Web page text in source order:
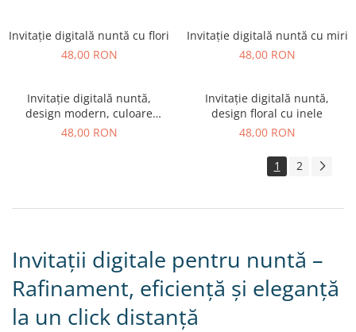
Invitație digitală nuntă cu flori
48,00 RON
Invitație digitală nuntă cu miri
48,00 RON
Invitație digitală nuntă,
design modern, culoare
albastră
48,00 RON
Invitație digitală nuntă,
design floral cu inele
48,00 RON
1 2
Invitații digitale pentru nuntă –
Rafinament, eficiență și eleganță
la un click distanță